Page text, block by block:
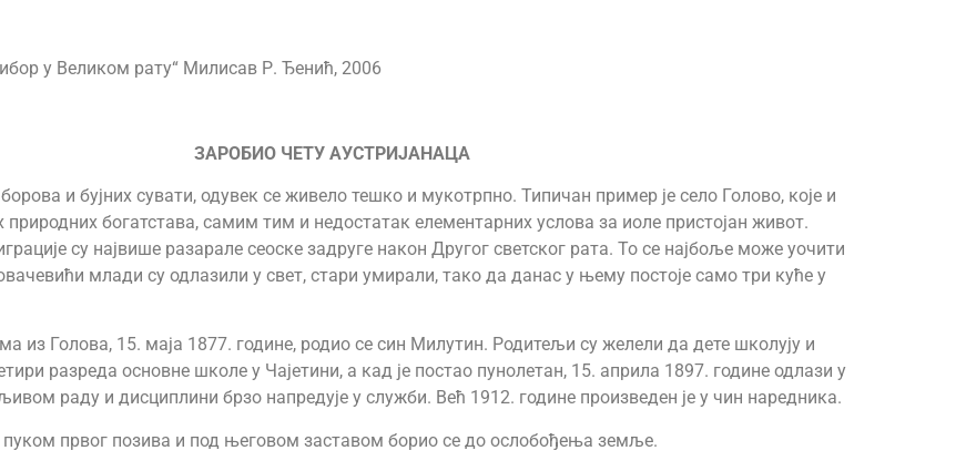
у Великом рату“ Милисав Р. Ђенић, 2006
ЗАРОБИО ЧЕТУ АУСТРИЈАНАЦА
и бујних сувати, одувек се живело тешко и мукотрпно. Типичан пример је село Голово, које и
богатстава, самим тим и недостатак елементарних услова за иоле пристојан живот.
су највише разарале сеоске задруге након Другог светског рата. То се најбоље може уочити
млади су одлазили у свет, стари умирали, тако да данас у њему постоје само три куће у
из Голова, 15. маја 1877. године, родио се син Милутин. Родитељи су желели да дете школују и
разреда основне школе у Чајетини, а кад је постао пунолетан, 15. априла 1897. године одлази у
раду и дисциплини брзо напредује у служби. Већ 1912. године произведен је у чин наредника.
пуком првог позива и под његовом заставом борио се до ослобођења земље.